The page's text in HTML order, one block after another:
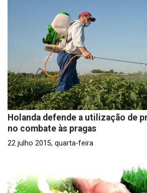
Holanda defende a utilização de
no combate às pragas
22 julho 2015, quarta-feira